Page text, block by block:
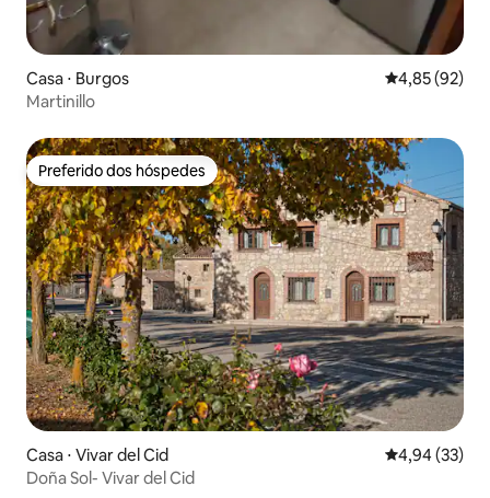
Casa ⋅ Burgos 4,85 de uma
4,85 (92)
Martinillo
Preferido dos hóspedes
Preferido dos hóspedes
Casa ⋅ Vivar del Cid 4,94 de uma
4,94 (33)
Doña Sol- Vivar del Cid